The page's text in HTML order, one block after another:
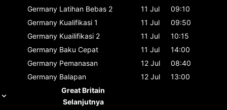
Germany Latihan Bebas 2 11 Jul
09:10
Germany Kualifikasi 1 11 Jul
09:50
Germany Kuailifikasi 2 11 Jul
10:15
Germany Baku Cepat 11 Jul
14:00
Germany Pemanasan 12 Jul
08:40
Germany Balapan 12 Jul
13:00
Great Britain
Selanjutnya